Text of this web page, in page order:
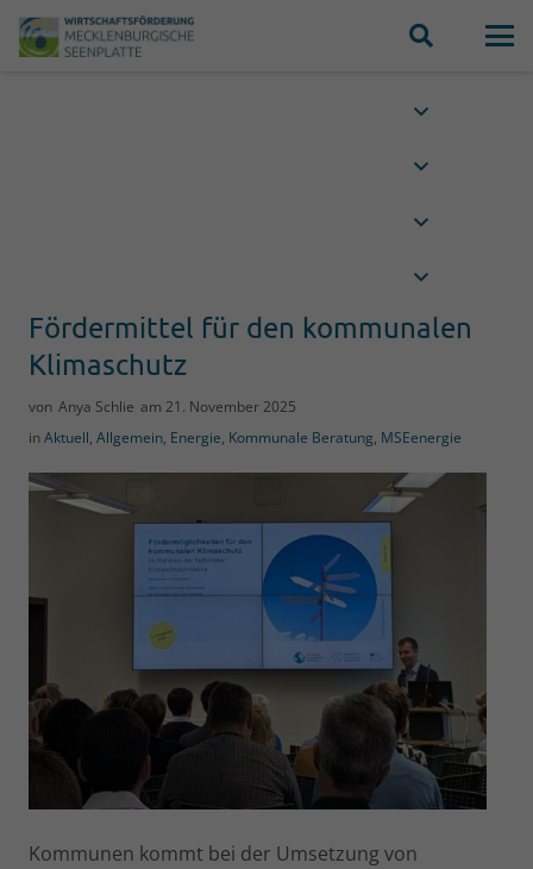
Fördermittel für den kommunalen
Klimaschutz
von Anya Schlie am 21. November 2025
inAktuell, Allgemein, Energie, Kommunale Beratung, MSEenergie
Kommunen kommt bei der Umsetzung von